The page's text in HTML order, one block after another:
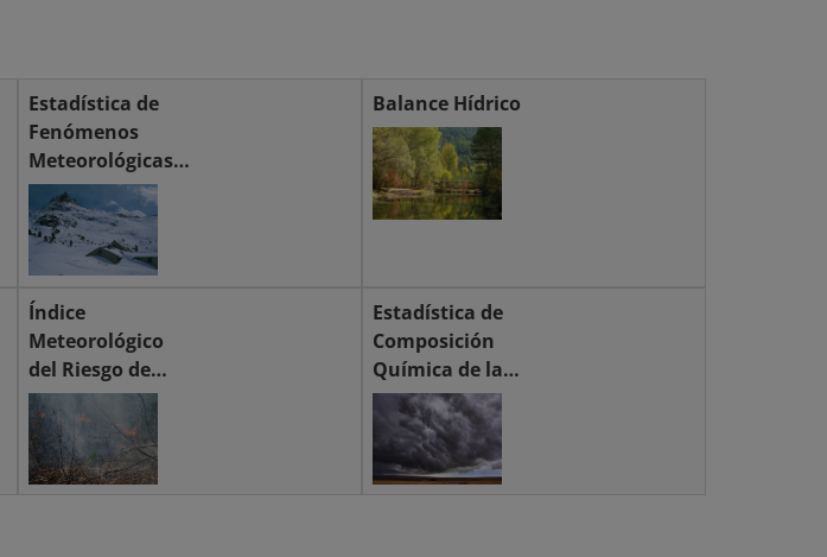
Estadística de
Fenómenos
Meteorológicas
Adversos
Balance Hídrico
Índice
Meteorológico
del Riesgo de
Incendio
Estadística de
Composición
Química de la
Atmósfera